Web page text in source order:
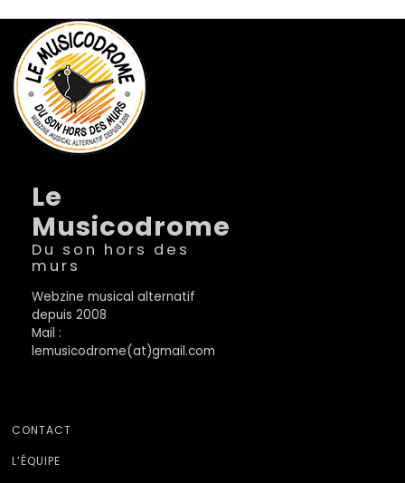
Le
Musicodrome
Du son hors des
murs
Webzine musical alternatif
depuis 2008
Mail :
lemusicodrome(at)gmail.com
CONTACT
L’ÉQUIPE